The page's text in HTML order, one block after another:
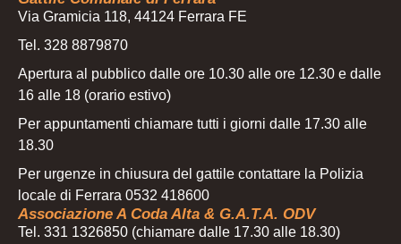
Via Gramicia 118, 44124 Ferrara FE
Tel. 328 8879870
Apertura al pubblico dalle ore 10.30 alle ore 12.30 e dalle
16 alle 18 (orario estivo)
Per appuntamenti chiamare tutti i giorni dalle 17.30 alle
18.30
Per urgenze in chiusura del gattile contattare la Polizia
locale di Ferrara 0532 418600
Associazione A Coda Alta & G.A.T.A. ODV
Tel. 331 1326850 (chiamare dalle 17.30 alle 18.30)